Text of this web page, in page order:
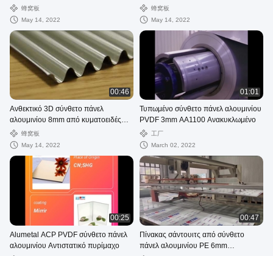
εύφλεκτο
蜂窝板
May 14, 2022
蜂窝板
May 14, 2022
00:46
Ανθεκτικό 3D σύνθετο πάνελ
αλουμινίου 8mm από κυματοειδές
φύλλο στέγης
蜂窝板
May 14, 2022
01:01
Τυπωμένο σύνθετο πάνελ αλουμινίου
PVDF 3mm AA1100 Ανακυκλωμένο
工厂
March 02, 2022
00:25
Alumetal ACP PVDF σύνθετο πάνελ
αλουμινίου Αντιστατικό πυρίμαχο
00:47
Πίνακας σάντουιτς από σύνθετο
πάνελ αλουμινίου PE 6mm